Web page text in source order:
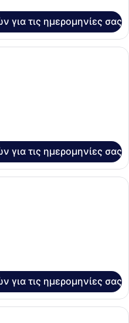
για τις ημερομηνίες σας
Κλινοσκεπάσματα υψηλής
για τις ημερομηνίες σας
Κλινοσκεπάσματα υψηλής
για τις ημερομηνίες σας
Ένα σύγχρονο δωμάτιο